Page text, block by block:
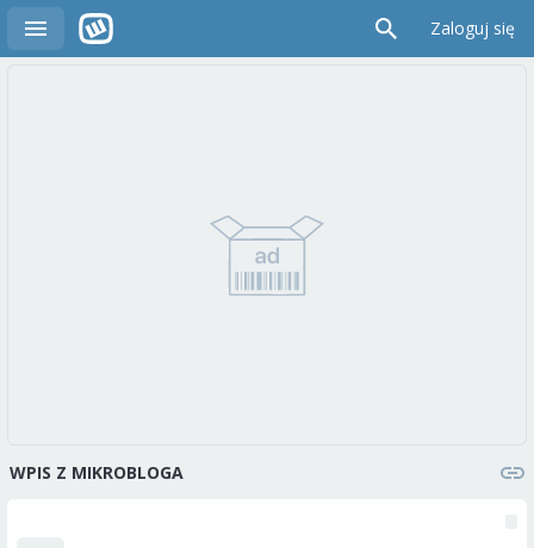
Zaloguj się
WPIS Z MIKROBLOGA